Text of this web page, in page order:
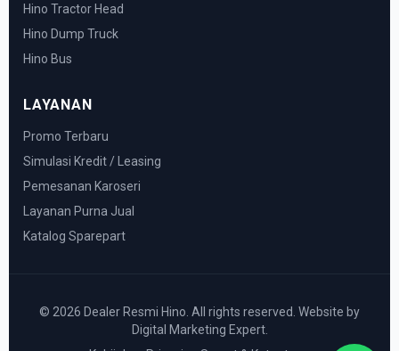
Hino Tractor Head
Hino Dump Truck
Hino Bus
LAYANAN
Promo Terbaru
Simulasi Kredit / Leasing
Pemesanan Karoseri
Layanan Purna Jual
Katalog Sparepart
© 2026 Dealer Resmi Hino. All rights reserved. Website by
Digital Marketing Expert.